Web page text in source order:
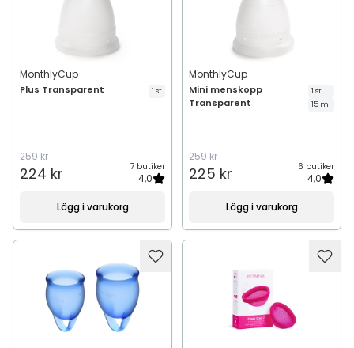
MonthlyCup
Plus Transparent 1 st
259 kr
224 kr 7 butiker
4,0
Lägg i varukorg
MonthlyCup
Mini menskopp
Transparent
1 st
15 ml
259 kr
225 kr 6 butiker
4,0
Lägg i varukorg